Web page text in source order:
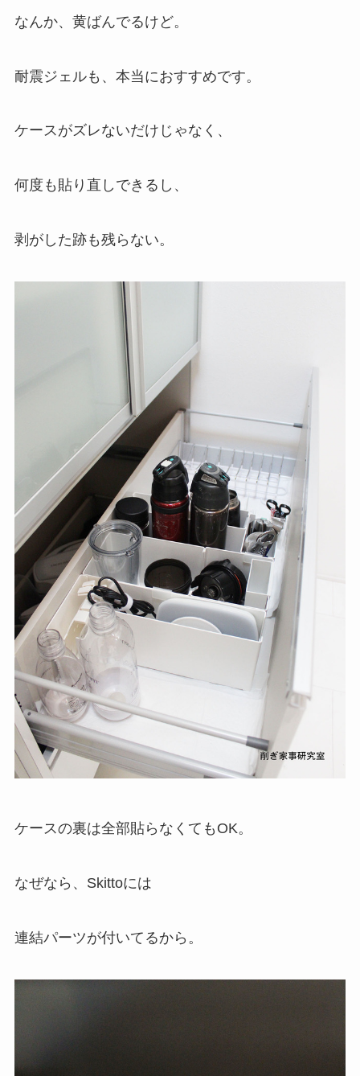
なんか、黄ばんでるけど。
耐震ジェルも、本当におすすめです。
ケースがズレないだけじゃなく、
何度も貼り直しできるし、
剥がした跡も残らない。
ケースの裏は全部貼らなくてもOK。
なぜなら、Skittoには
連結パーツが付いてるから。